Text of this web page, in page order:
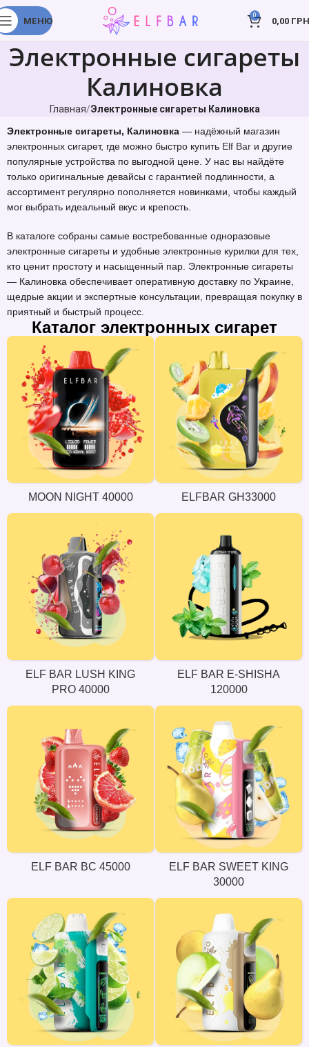
МЕНЮ
0
0,00
Электронные сигареты
Калиновка
Главная Электронные сигареты Калиновка
Электронные сигареты, Калиновка — надёжный магазин
электронных сигарет, где можно быстро купить Elf Bar и другие
популярные устройства по выгодной цене. У нас вы найдёте
только оригинальные девайсы с гарантией подлинности, а
ассортимент регулярно пополняется новинками, чтобы каждый
мог выбрать идеальный вкус и крепость.
В каталоге собраны самые востребованные одноразовые
электронные сигареты и удобные электронные курилки для тех,
кто ценит простоту и насыщенный пар. Электронные сигареты
— Калиновка обеспечивает оперативную доставку по Украине,
щедрые акции и экспертные консультации, превращая покупку в
приятный и быстрый процесс.
Каталог электронных сигарет
MOON NIGHT 40000 ELFBAR GH33000
ELF BAR LUSH KING
PRO 40000
ELF BAR E-SHISHA
120000
ELF BAR BC 45000
ELF BAR SWEET KING
30000